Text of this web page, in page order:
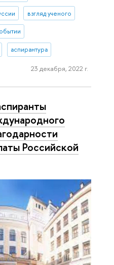
взгляд ученого
аспирантура
23 декабря, 2022 г.
Российской